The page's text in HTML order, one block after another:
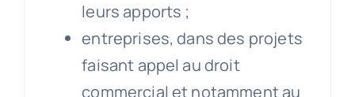
leurs apports ;
entreprises, dans des projets
faisant appel au droit
commercial et notamment au